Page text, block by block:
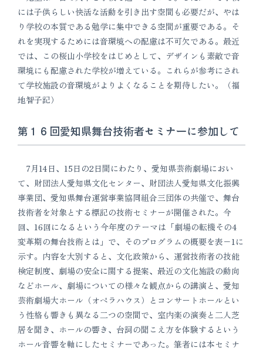
には子供らしい快活な活動を引き出す空間も必要だが、やは
り学校の本質である勉学に集中できる空間が重要である。そ
れを実現するためには音環境への配慮は不可欠である。最近
では、この桜山小学校をはじめとして、デザインも素敵で音
環境にも配慮された学校が増えている。これらが参考にされ
て学校施設の音環境がよりよくなることを期待したい。（福
地智子記）
第１６回愛知県舞台技術者セミナーに参加して
7月14日、15日の2日間にわたり、愛知県芸術劇場におい
て、財団法人愛知県文化センター、財団法人愛知県文化振興
事業団、愛知県舞台運営事業協同組合三団体の共催で、舞台
技術者を対象とする標記の技術セミナーが開催された。今
回、16回になるという今年度のテーマは「劇場の転機その4
変革期の舞台技術とは」で、そのプログラムの概要を表−1に
示す。内容を大別すると、文化政策から、運営技術者の技能
検定制度、劇場の安全に関する提案、最近の文化施設の動向
などホール、劇場についての様々な観点からの講演と、愛知
芸術劇場大ホール（オペラハウス）とコンサートホールとい
う性格も響きも異なる二つの空間で、室内楽の演奏と二人芝
居を聞き、ホールの響き、台詞の聞こえ方を体験するという
ホール音響を軸にしたセミナーであった。筆者には本セミナ